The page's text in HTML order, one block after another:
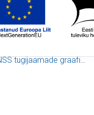
tugijaamade graafikud